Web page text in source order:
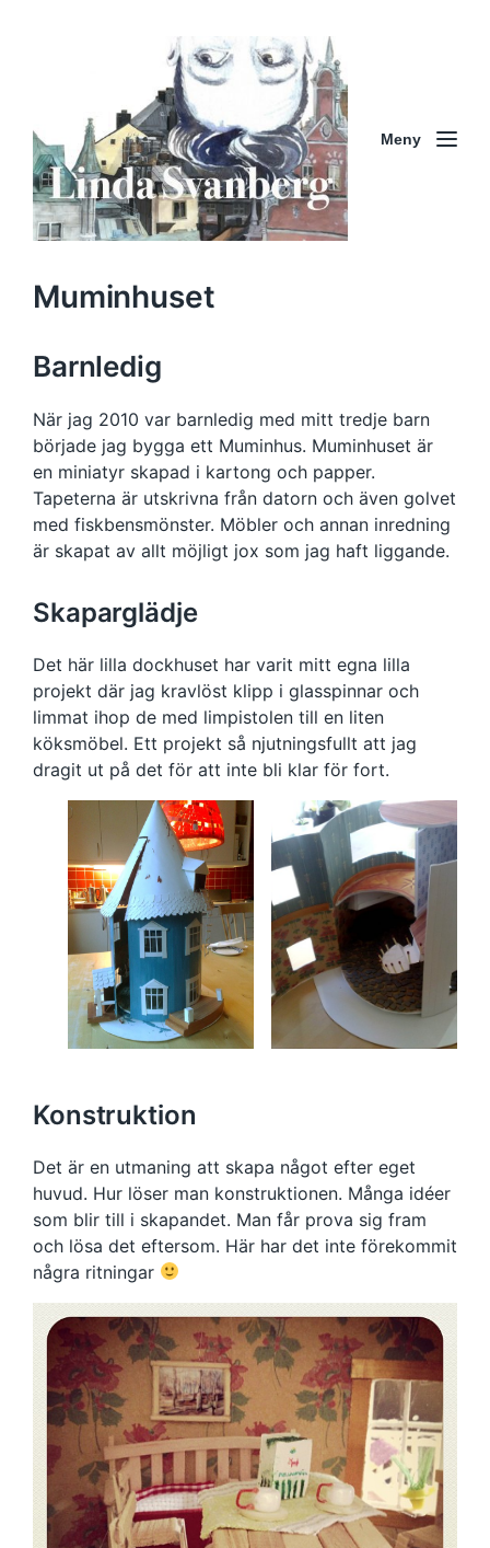
Meny
Muminhuset
Barnledig
När jag 2010 var barnledig med mitt tredje barn
började jag bygga ett Muminhus. Muminhuset är
en miniatyr skapad i kartong och papper.
Tapeterna är utskrivna från datorn och även golvet
med fiskbensmönster. Möbler och annan inredning
är skapat av allt möjligt jox som jag haft liggande.
Skaparglädje
Det här lilla dockhuset har varit mitt egna lilla
projekt där jag kravlöst klipp i glasspinnar och
limmat ihop de med limpistolen till en liten
köksmöbel. Ett projekt så njutningsfullt att jag
dragit ut på det för att inte bli klar för fort.
Konstruktion
Det är en utmaning att skapa något efter eget
huvud. Hur löser man konstruktionen. Många idéer
som blir till i skapandet. Man får prova sig fram
och lösa det eftersom. Här har det inte förekommit
några ritningar